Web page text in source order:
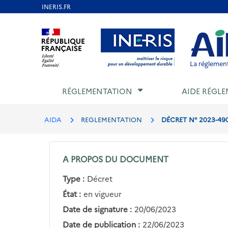
Aller au contenu Aller au menu Aller au
La
RÉGLEMENTATION AIDE
AIDA REGLEMENTATION DÉCRET N° 2023-
A PROPOS DU DOCUMENT
Type : Décret
État : en vigueur
Date de signature : 20/06/2023
Date de publication : 22/06/2023